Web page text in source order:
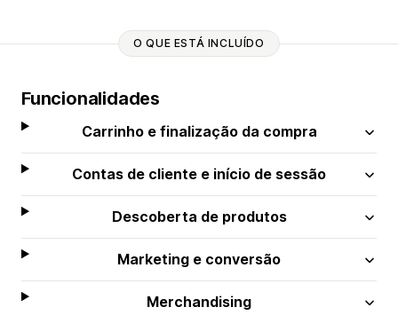
O QUE ESTÁ INCLUÍDO
Funcionalidades
Carrinho e finalização da compra
Contas de cliente e início de sessão
Descoberta de produtos
Marketing e conversão
Merchandising